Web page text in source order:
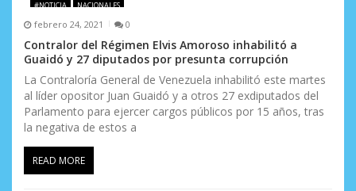
d
e
e
n
t
r
a
#NOTICIA NACIONALES
febrero 24, 2021 0
Contralor del Régimen Elvis Amoroso inhabilitó a
Guaidó y 27 diputados por presunta corrupción
La Contraloría General de Venezuela inhabilitó este martes
al líder opositor Juan Guaidó y a otros 27 exdiputados del
Parlamento para ejercer cargos públicos por 15 años, tras
la negativa de estos a
READ MORE